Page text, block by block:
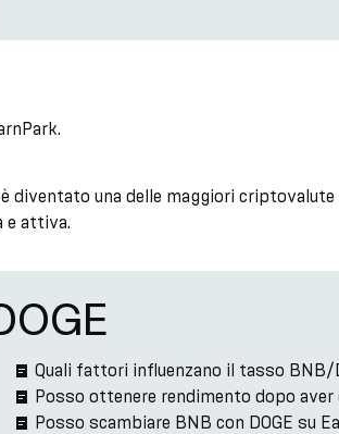
diventato una delle maggiori
e attiva.
Quali fattori influenzano il tasso BNB/
Posso ottenere rendimento dopo aver
Posso scambiare BNB con DOGE su